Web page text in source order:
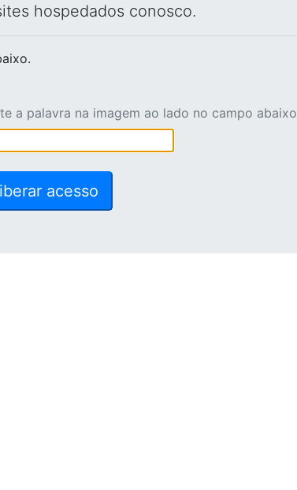
hospedados conosco.
a palavra na imagem ao lado no campo abaixo